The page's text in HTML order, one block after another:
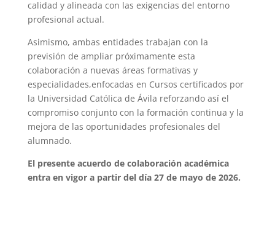
calidad y alineada con las exigencias del entorno
profesional actual.
Asimismo, ambas entidades trabajan con la
previsión de ampliar próximamente esta
colaboración a nuevas áreas formativas y
especialidades,enfocadas en Cursos certificados por
la Universidad Católica de Ávila reforzando así el
compromiso conjunto con la formación continua y la
mejora de las oportunidades profesionales del
alumnado.
El presente acuerdo de colaboración académica
entra en vigor a partir del día 27 de mayo de 2026.